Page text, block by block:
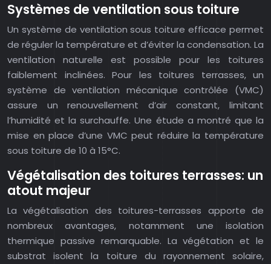
Systèmes de ventilation sous toiture
Un système de ventilation sous toiture efficace permet
de réguler la température et d’éviter la condensation. La
ventilation naturelle est possible pour les toitures
faiblement inclinées. Pour les toitures terrasses, un
système de ventilation mécanique contrôlée (VMC)
assure un renouvellement d’air constant, limitant
l’humidité et la surchauffe. Une étude a montré que la
mise en place d’une VMC peut réduire la température
sous toiture de 10 à 15°C.
Végétalisation des toitures terrasses: un
atout majeur
La végétalisation des toitures-terrasses apporte de
nombreux avantages, notamment une isolation
thermique passive remarquable. La végétation et le
substrat isolent la toiture du rayonnement solaire,